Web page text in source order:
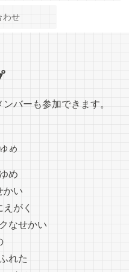
わせ
バーも参加できます。
め
め
かい
がく
なせかい
れた